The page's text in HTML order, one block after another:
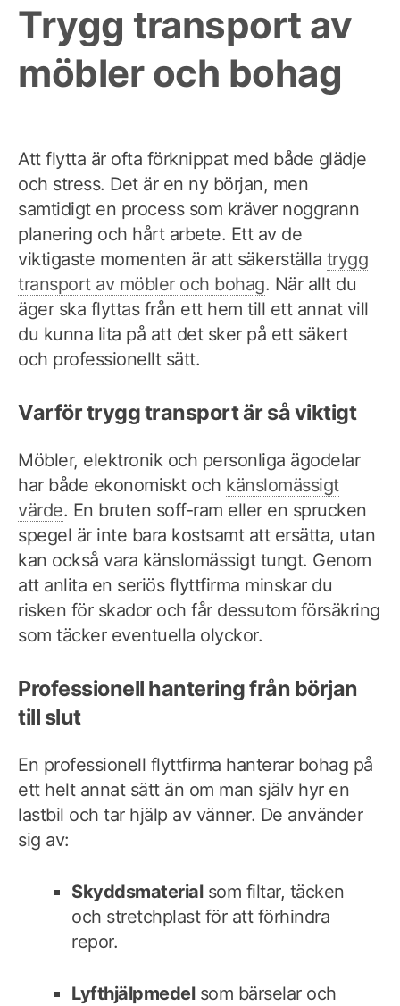
Trygg transport av
möbler och bohag
Att flytta är ofta förknippat med både glädje
och stress. Det är en ny början, men
samtidigt en process som kräver noggrann
planering och hårt arbete. Ett av de
viktigaste momenten är att säkerställa trygg
transport av möbler och bohag. När allt du
äger ska flyttas från ett hem till ett annat vill
du kunna lita på att det sker på ett säkert
och professionellt sätt.
Varför trygg transport är så viktigt
Möbler, elektronik och personliga ägodelar
har både ekonomiskt och känslomässigt
värde. En bruten soff-ram eller en sprucken
spegel är inte bara kostsamt att ersätta, utan
kan också vara känslomässigt tungt. Genom
att anlita en seriös flyttfirma minskar du
risken för skador och får dessutom försäkring
som täcker eventuella olyckor.
Professionell hantering från början
till slut
En professionell flyttfirma hanterar bohag på
ett helt annat sätt än om man själv hyr en
lastbil och tar hjälp av vänner. De använder
sig av:
Skyddsmaterial som filtar, täcken
och stretchplast för att förhindra
repor.
Lyfthjälpmedel som bärselar och